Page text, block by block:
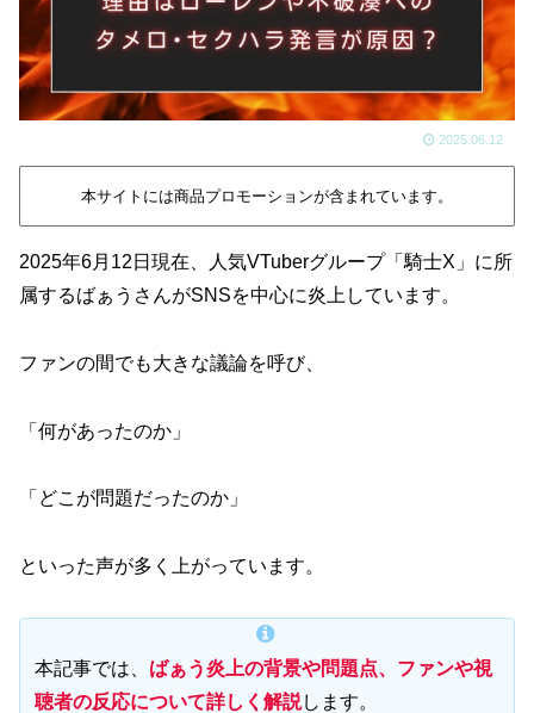
2025.06.12
本サイトには商品プロモーションが含まれています。
2025年6月12日現在、人気VTuberグループ「騎士X」に所
属するばぁうさんがSNSを中心に炎上しています。
ファンの間でも大きな議論を呼び、
「何があったのか」
「どこが問題だったのか」
といった声が多く上がっています。
本記事では、 ばぁう炎上の背景や問題点、ファンや視
聴者の反応について詳しく解説します。